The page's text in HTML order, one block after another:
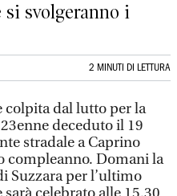
si svolgeranno i
2 MINUTI DI LETTURA
colpita dal lutto per la
deceduto il 19
stradale a Caprino
compleanno. Domani la
Suzzara per l’ultimo